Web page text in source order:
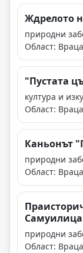
Ждрелото
природни
Област: Враца
"Пустата
култура и
Област: Враца
Каньонът
природни
Област: Враца
Самуилица
природни
Област: Враца